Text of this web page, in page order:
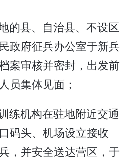
的县、自治县、不设区
政府征兵办公室于新兵
案审核并密封，出发前
员集体见面；
练机构在驻地附近交通
码头、机场设立接收
，并安全送达营区，于